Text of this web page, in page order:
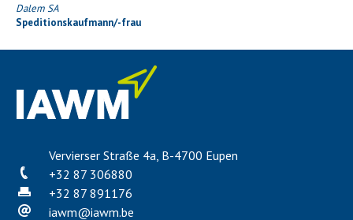
Dalem SA
Speditionskaufmann/-frau
Vervierser Straße 4a, B-4700 Eupen
+32 87 306880
+32 87 891176
iawm@iawm.be